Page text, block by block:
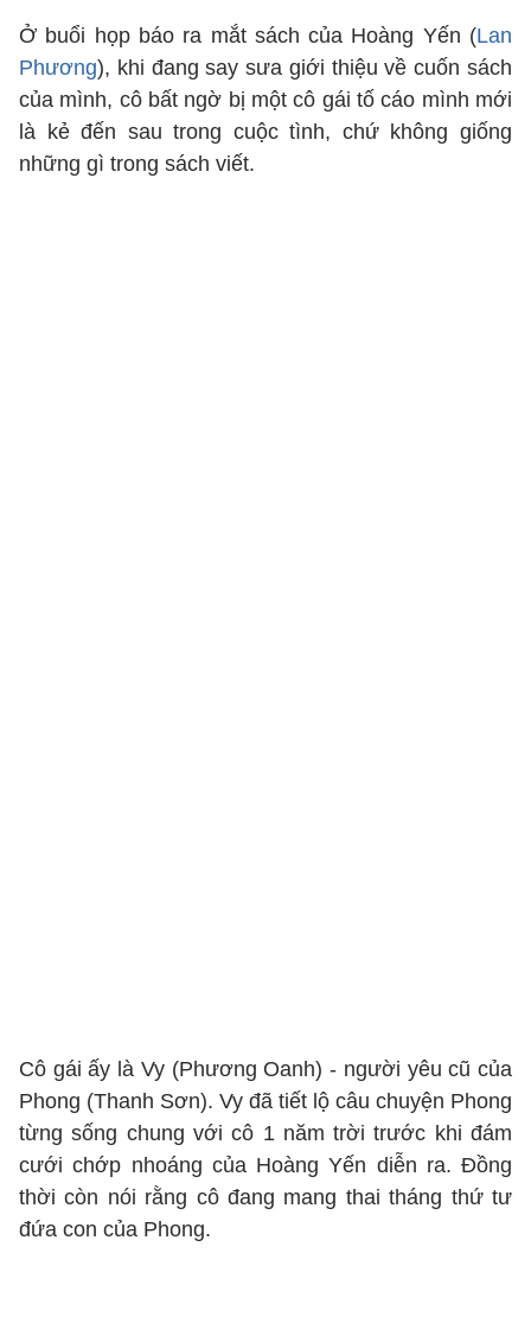
Ở buổi họp báo ra mắt sách của Hoàng Yến (Lan
Phương), khi đang say sưa giới thiệu về cuốn sách
của mình, cô bất ngờ bị một cô gái tố cáo mình mới
là kẻ đến sau trong cuộc tình, chứ không giống
những gì trong sách viết.
Cô gái ấy là Vy (Phương Oanh) - người yêu cũ của
Phong (Thanh Sơn). Vy đã tiết lộ câu chuyện Phong
từng sống chung với cô 1 năm trời trước khi đám
cưới chớp nhoáng của Hoàng Yến diễn ra. Đồng
thời còn nói rằng cô đang mang thai tháng thứ tư
đứa con của Phong.